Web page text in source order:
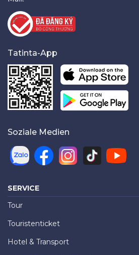
Tatinta-App
Soziale Medien
SERVICE
Tour
Touristenticket
Hotel & Transport